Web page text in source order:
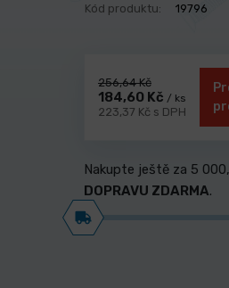
Kód produktu: 19796
256,64 Kč
184,60 Kč / ks
223,37 Kč s DPH
Nakupte ještě za 5
DOPRAVU ZDARMA.